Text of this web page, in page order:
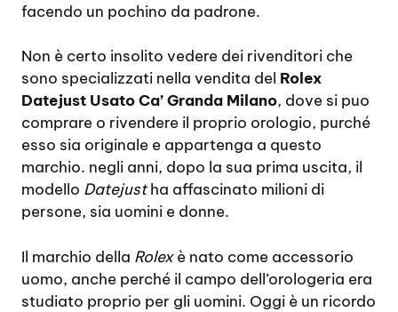
facendo un pochino da padrone.
Non è certo insolito vedere dei rivenditori che
sono specializzati nella vendita del Rolex
Datejust Usato Ca’ Granda Milano, dove si puo
comprare o rivendere il proprio orologio, purché
esso sia originale e appartenga a questo
marchio. negli anni, dopo la sua prima uscita, il
modello Datejustha affascinato milioni di
persone, sia uomini e donne.
Il marchio della Rolexè nato come accessorio
uomo, anche perché il campo dell’orologeria era
studiato proprio per gli uomini. Oggi è un ricordo